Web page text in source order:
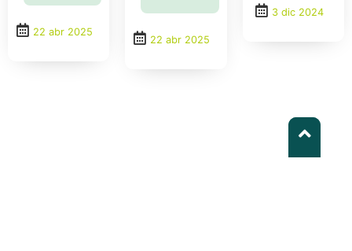
prioridad
22 abr 2025
22 abr 2025
COP30 y
3 dic 2024